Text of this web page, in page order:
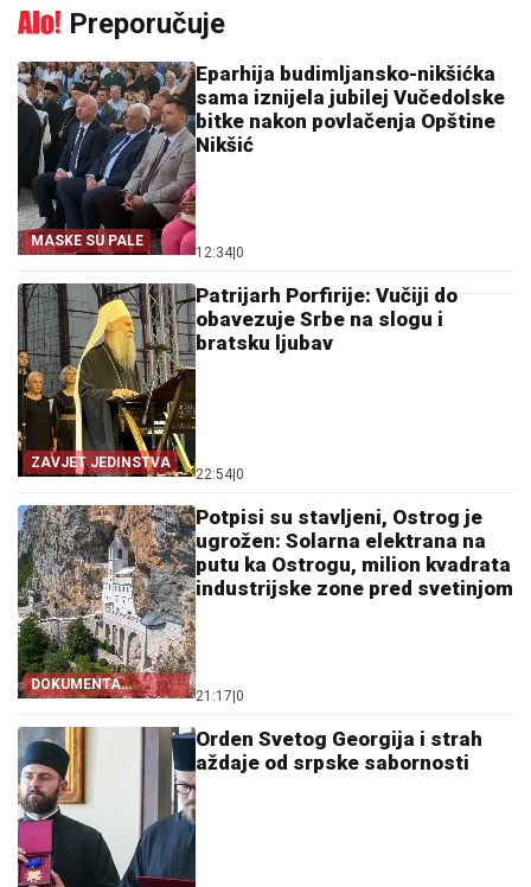
Preporučuje
MASKE SU PALE
Eparhija budimljansko-nikšićka
sama iznijela jubilej Vučedolske
bitke nakon povlačenja Opštine
Nikšić
12:34 0
ZAVJET JEDINSTVA
Patrijarh Porfirije: Vučiji do
obavezuje Srbe na slogu i
bratsku ljubav
22:54 0
DOKUMENTA
OTKRIVAJU
Potpisi su stavljeni, Ostrog je
ugrožen: Solarna elektrana na
putu ka Ostrogu, milion kvadrata
industrijske zone pred svetinjom
21:17 0
Orden Svetog Georgija i strah
aždaje od srpske sabornosti